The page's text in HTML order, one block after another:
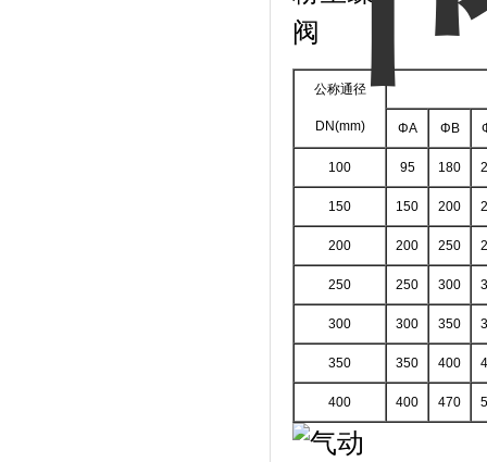
公称通径
DN(mm) ΦA ΦB
100 95 180
150 150 200
200 200 250
250 250 300
300 300 350
350 350 400
400 400 470